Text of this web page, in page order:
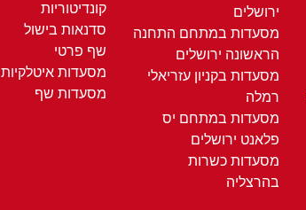
ירושלים
מסעדות במתחם התחנה
הראשונה ירושלים
מסעדות בקניון עזריאלי
רמלה
מסעדות במתחם יס
פלאנט ירושלים
מסעדות כשרות
בהרצליה
קונדיטוריות
סדנאות בישול
שף פרטי
מסעדות איטלקיות
מסעדות שף